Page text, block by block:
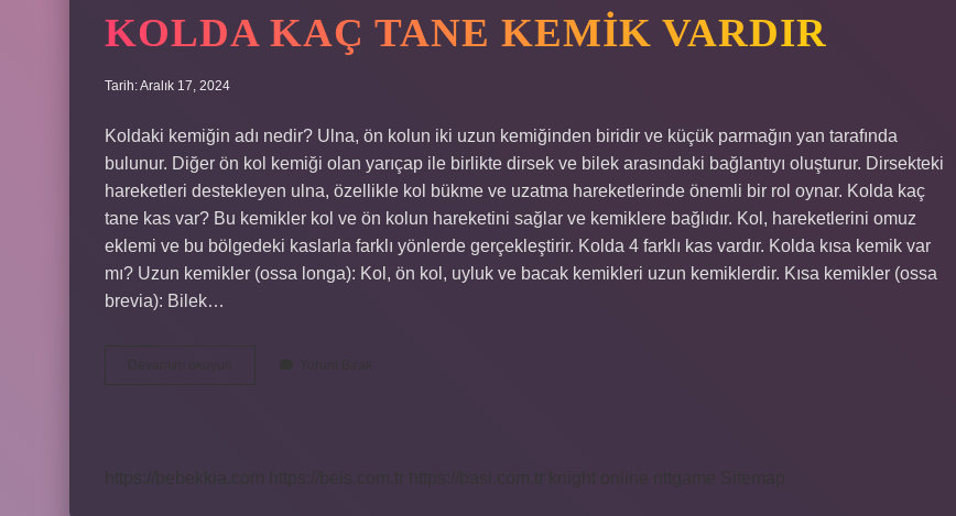
KOLDA KAÇ TANE KEMIK VARDIR
Tarih: Aralık 17, 2024
Koldaki kemiğin adı nedir? Ulna, ön kolun iki uzun kemiğinden biridir ve küçük parmağın yan tarafında
bulunur. Diğer ön kol kemiği olan yarıçap ile birlikte dirsek ve bilek arasındaki bağlantıyı oluşturur. Dirsekteki
hareketleri destekleyen ulna, özellikle kol bükme ve uzatma hareketlerinde önemli bir rol oynar. Kolda kaç
tane kas var? Bu kemikler kol ve ön kolun hareketini sağlar ve kemiklere bağlıdır. Kol, hareketlerini omuz
eklemi ve bu bölgedeki kaslarla farklı yönlerde gerçekleştirir. Kolda 4 farklı kas vardır. Kolda kısa kemik var
mı? Uzun kemikler (ossa longa): Kol, ön kol, uyluk ve bacak kemikleri uzun kemiklerdir. Kısa kemikler (ossa
brevia): Bilek…